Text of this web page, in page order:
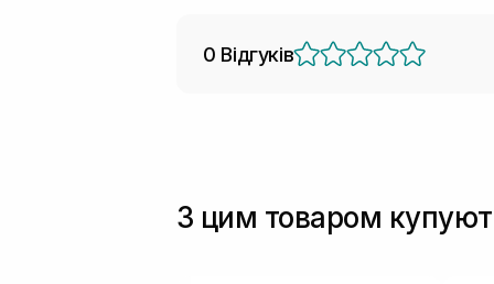
0 Відгуків
З цим товаром